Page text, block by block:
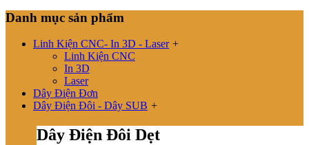
Danh mục sản phẩm
Linh Kiện CNC- In 3D - Laser +
Linh Kiện CNC
In 3D
Laser
Dây Điện Đơn
Dây Điện Đôi - Dây SUB +
Dây Điện Đôi Dẹt